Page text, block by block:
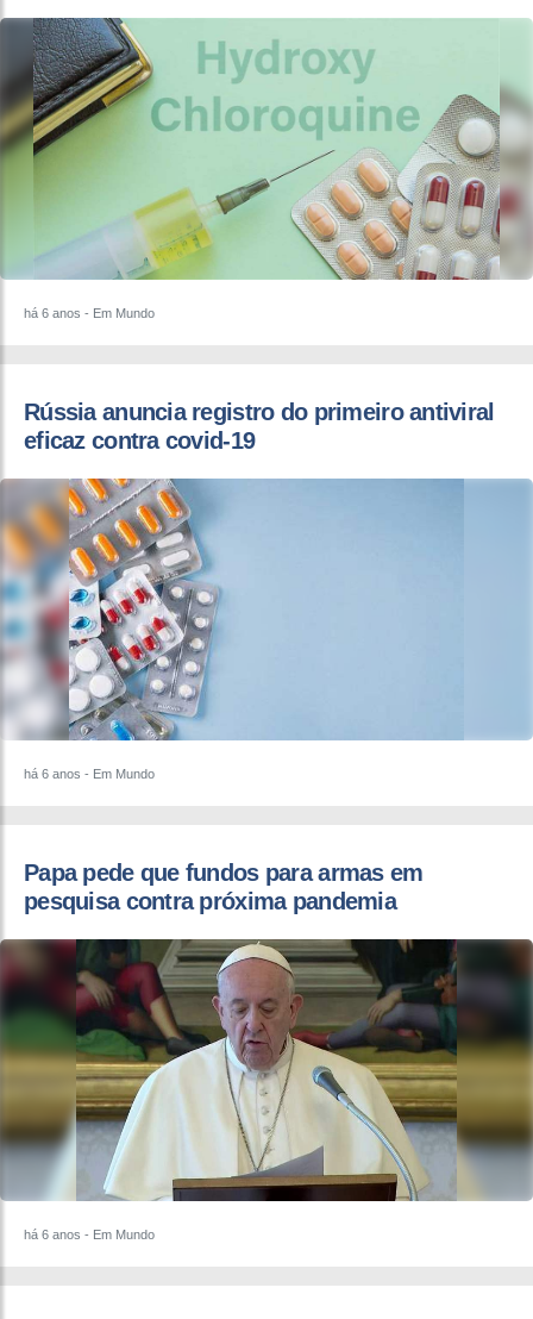
há 6 anos - Em Mundo
Rússia anuncia registro do primeiro antiviral
eficaz contra covid-19
há 6 anos - Em Mundo
Papa pede que fundos para armas em
pesquisa contra próxima pandemia
há 6 anos - Em Mundo